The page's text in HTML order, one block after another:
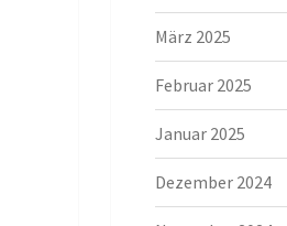
März 2025
Februar 2025
Januar 2025
Dezember 2024